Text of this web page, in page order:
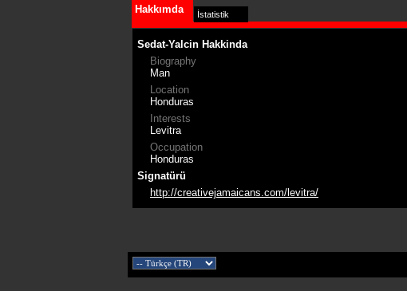
Hakkımda İstatistik
Sedat-Yalcin Hakkinda
Biography
Man
Location
Honduras
Interests
Levitra
Occupation
Honduras
Signatürü
http://creativejamaicans.com/levitra/